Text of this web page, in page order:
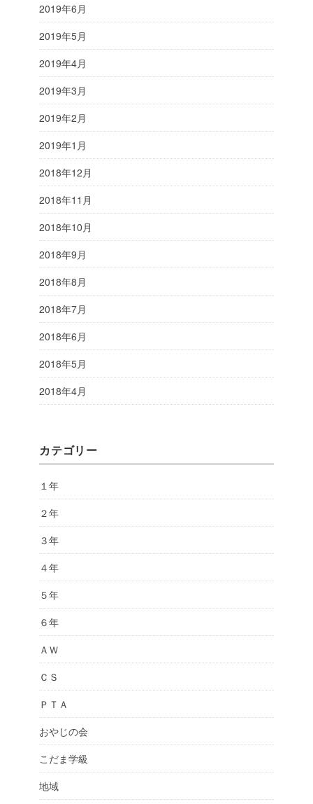
2019年6月
2019年5月
2019年4月
2019年3月
2019年2月
2019年1月
2018年12月
2018年11月
2018年10月
2018年9月
2018年8月
2018年7月
2018年6月
2018年5月
2018年4月
カテゴリー
１年
２年
３年
４年
５年
６年
ＡＷ
ＣＳ
ＰＴＡ
おやじの会
こだま学級
地域